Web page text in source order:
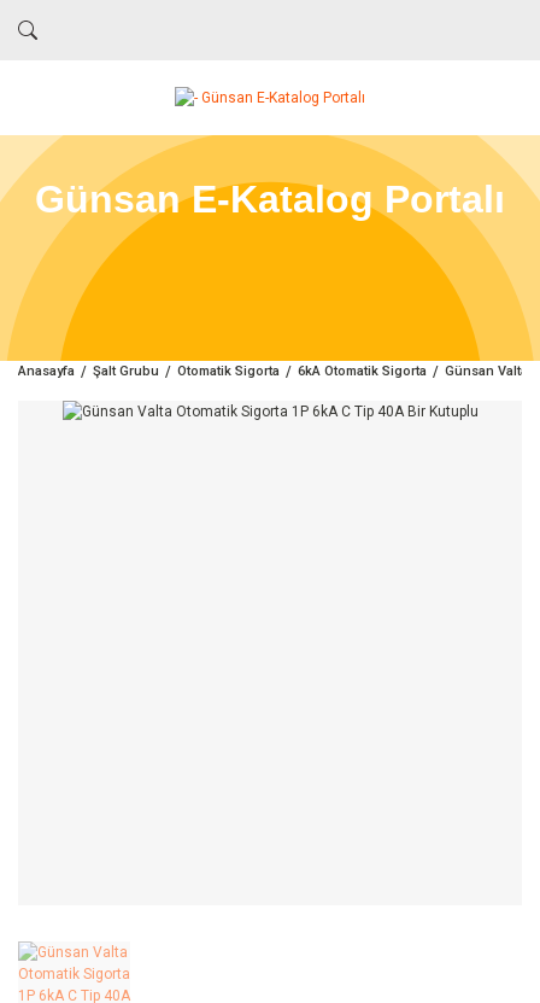
Günsan E-Katalog Portalı
Anasayfa Şalt Grubu Otomatik Sigorta 6kA Otomatik Sigorta Günsan Valta